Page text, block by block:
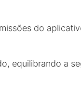
do
equilibrando a